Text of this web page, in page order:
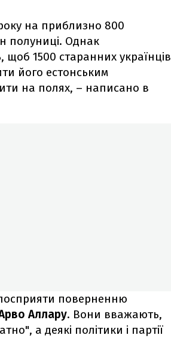
на приблизно 800
полуниці. Однак
щоб 1500 старанних українців
його естонським
на полях, – написано в
поверненню
Аллару. Вони вважають,
а деякі політики і партії